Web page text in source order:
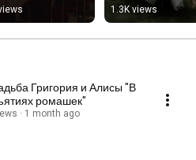
адьбы
1.3K views
Григория и Алисы "В
ромашек"
1 month ago